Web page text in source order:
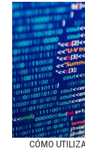
CÓMO